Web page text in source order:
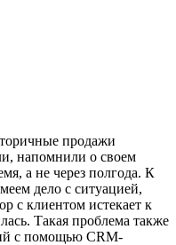
продажи
напомнили о своем
а не через полгода. К
дело с ситуацией,
с клиентом истекает к
Такая проблема также
с помощью CRM-